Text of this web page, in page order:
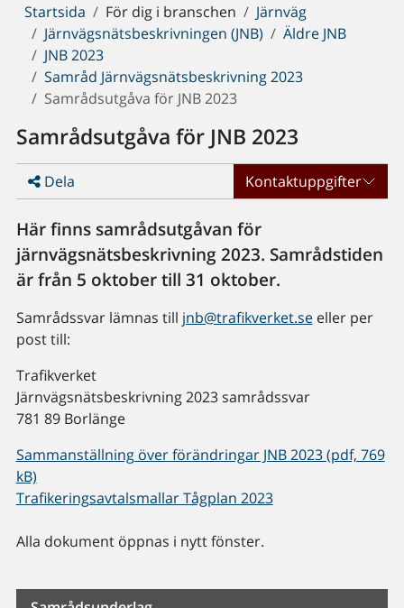
Du
är
här:
Startsida För dig i branschen
Järnväg
Järnvägsnätsbeskrivningen (JNB)
Äldre JNB
JNB 2023
Samråd Järnvägsnätsbeskrivning 2023
Samrådsutgåva för JNB 2023
Samrådsutgåva för JNB 2023
Dela Kontaktuppgifter
Här finns samrådsutgåvan för
järnvägsnätsbeskrivning 2023. Samrådstiden
är från 5 oktober till 31 oktober.
Samrådssvar lämnas till jnb@trafikverket.seeller per
post till:
Trafikverket
Järnvägsnätsbeskrivning 2023 samrådssvar
781 89 Borlänge
Sammanställning över förändringar JNB 2023 (pdf, 769
kB)
Trafikeringsavtalsmallar Tågplan 2023
Alla dokument öppnas i nytt fönster.